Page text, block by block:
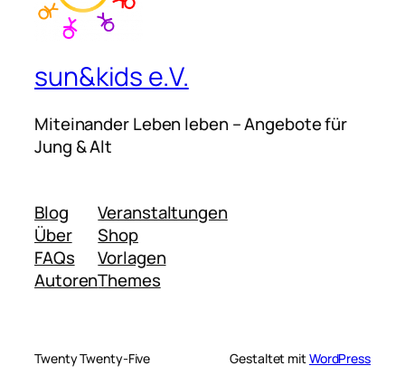
sun&kids e.V.
Miteinander Leben leben – Angebote für
Jung & Alt
Blog
Über
FAQs
Autoren
Veranstaltungen
Shop
Vorlagen
Themes
Twenty Twenty-Five Gestaltet mitWordPress